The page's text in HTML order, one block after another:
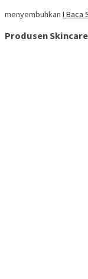
menyembuhkan I Baca
Produsen Skincare